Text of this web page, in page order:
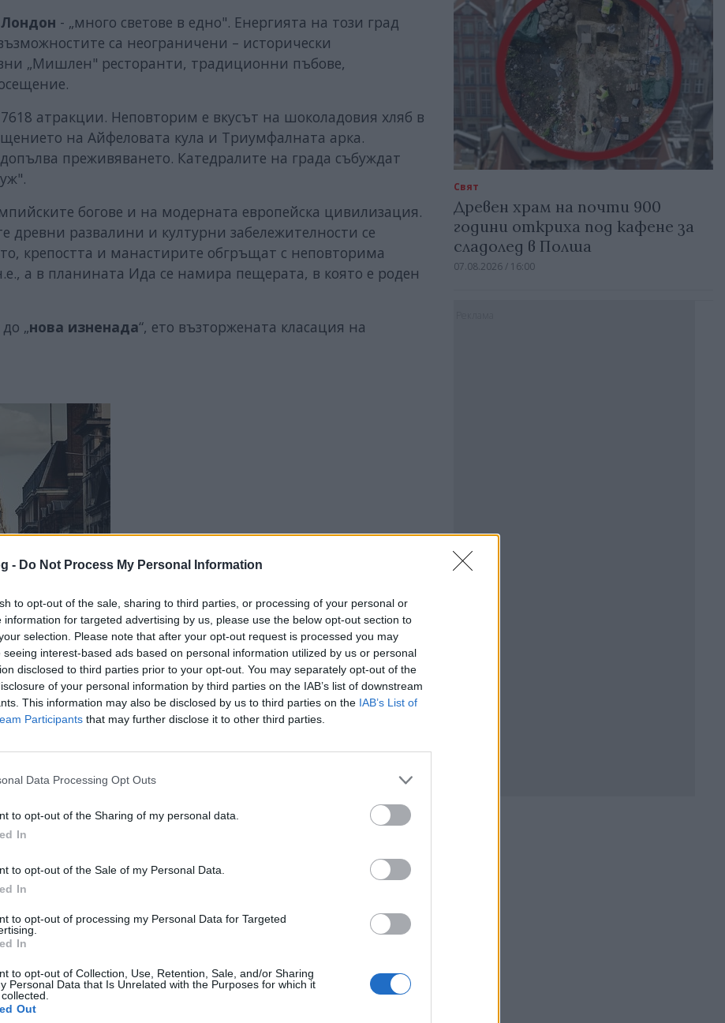
- Do Not Process My Personal Information
to opt-out of the sale, sharing to third parties, or processing of your personal or
information for targeted advertising by us, please use the below opt-out section to
selection. Please note that after your opt-out request is processed you may
seeing interest-based ads based on personal information utilized by us or personal
disclosed to third parties prior to your opt-out. You may separately opt-out of the
of your personal information by third parties on the IAB’s list of downstream
This information may also be disclosed by us to third parties on the IAB’s List of
Participants that may further disclose it to other third parties.
Data Processing Opt Outs
to opt-out of the Sharing of my personal data.
In
to opt-out of the Sale of my Personal Data.
In
to opt-out of processing my Personal Data for Targeted
In
to opt-out of Collection, Use, Retention, Sale, and/or Sharing
Personal Data that Is Unrelated with the Purposes for which it
Out
Лондон - „много светове в едно". Енергията на този град
са неограничени – исторически
„Мишлен" ресторанти, традиционни пъбове,
атракции. Неповторим е вкусът на шоколадовия хляб в
на Айфеловата кула и Триумфалната арка.
преживяването. Катедралите на града събуждат
богове и на модерната европейска цивилизация.
древни развалини и културни забележителности се
крепостта и манастирите обгръщат с неповторима
а в планината Ида се намира пещерата, в която е роден
до „нова изненада“, ето възторжената класация на
Свят
Древен храм на почти 900
години откриха под кафене за
сладолед в Полша
07.08.2026 / 16:00